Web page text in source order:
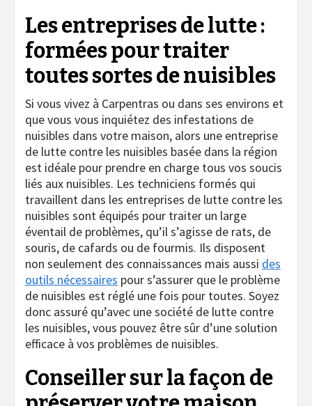
Les entreprises de lutte :
formées pour traiter
toutes sortes de nuisibles
Si vous vivez à Carpentras ou dans ses environs et
que vous vous inquiétez des infestations de
nuisibles dans votre maison, alors une entreprise
de lutte contre les nuisibles basée dans la région
est idéale pour prendre en charge tous vos soucis
liés aux nuisibles. Les techniciens formés qui
travaillent dans les entreprises de lutte contre les
nuisibles sont équipés pour traiter un large
éventail de problèmes, qu’il s’agisse de rats, de
souris, de cafards ou de fourmis. Ils disposent
non seulement des connaissances mais aussi des
outils nécessaires pour s’assurer que le problème
de nuisibles est réglé une fois pour toutes. Soyez
donc assuré qu’avec une société de lutte contre
les nuisibles, vous pouvez être sûr d’une solution
efficace à vos problèmes de nuisibles.
Conseiller sur la façon de